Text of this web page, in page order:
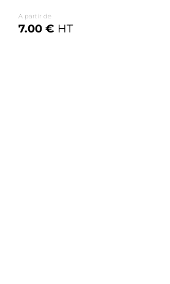
A partir de
7.00 € HT